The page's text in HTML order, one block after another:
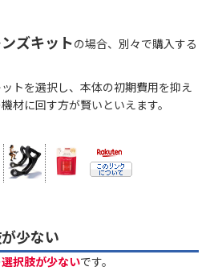
ズキットの場合、別々で購入する
トを選択し、本体の初期費用を抑え
材に回す方が賢いといえます。
少ない
選択肢が少ないです。